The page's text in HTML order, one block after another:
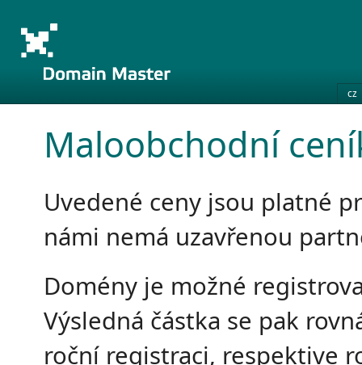
cz
Maloobchodní
Uvedené ceny jsou platné
námi nemá uzavřenou
Domény je možné
Výsledná částka se pak
roční registraci, respektive